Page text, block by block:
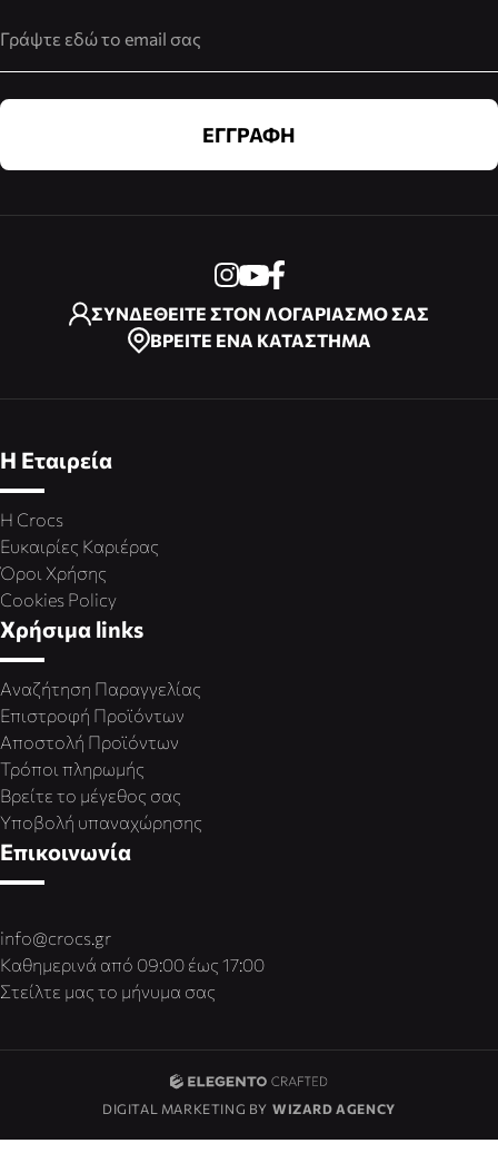
ΕΓΓΡΑΦΗ
ΣΥΝΔΕΘΕΙΤΕ ΣΤΟΝ ΛΟΓΑΡΙΑΣΜΟ ΣΑΣ
ΒΡΕΙΤΕ ΕΝΑ ΚΑΤΑΣΤΗΜΑ
Η Εταιρεία
Η Crocs
Ευκαιρίες Καριέρας
Όροι Χρήσης
Cookies Policy
Χρήσιμα links
Αναζήτηση Παραγγελίας
Επιστροφή Προϊόντων
Αποστολή Προϊόντων
Τρόποι πληρωμής
Βρείτε το μέγεθος σας
Υποβολή υπαναχώρησης
Επικοινωνία
info@crocs.gr
Καθημερινά από 09:00 έως 17:00
Στείλτε μας το μήνυμα σας
DIGITAL MARKETING BY WIZARD AGENCY